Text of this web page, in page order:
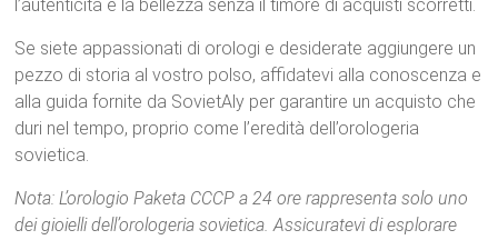
l’autenticità e la bellezza senza il timore di acquisti scorretti.
Se siete appassionati di orologi e desiderate aggiungere un
pezzo di storia al vostro polso, affidatevi alla conoscenza e
alla guida fornite da SovietAly per garantire un acquisto che
duri nel tempo, proprio come l’eredità dell’orologeria
sovietica.
Nota: L’orologio Paketa CCCP a 24 ore rappresenta solo uno
dei gioielli dell’orologeria sovietica. Assicuratevi di esplorare